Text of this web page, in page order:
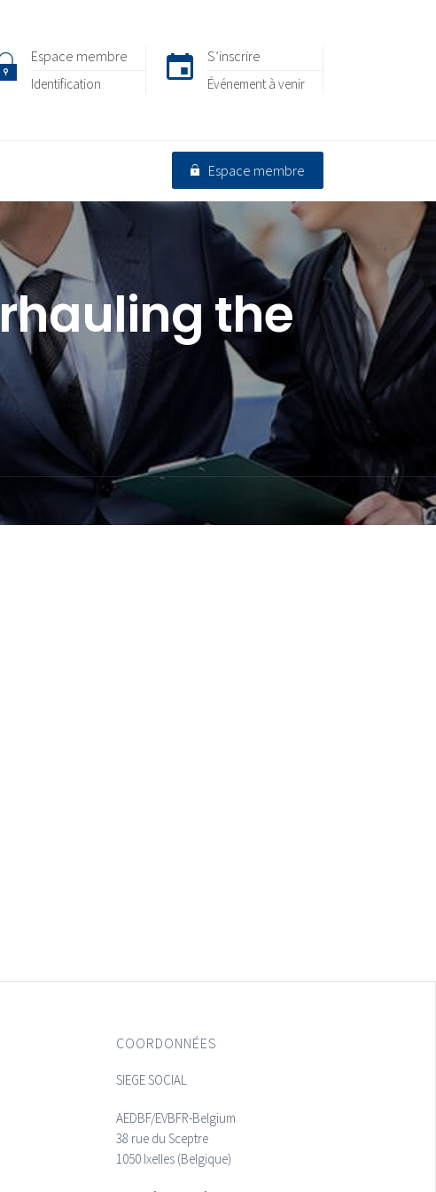
S’inscrire
Événement à venir
Espace membre
Identification
Espace membre
the
COORDONNÉES
SIEGE SOCIAL
AEDBF/EVBFR-Belgium
38 rue du Sceptre
1050 Ixelles (Belgique)